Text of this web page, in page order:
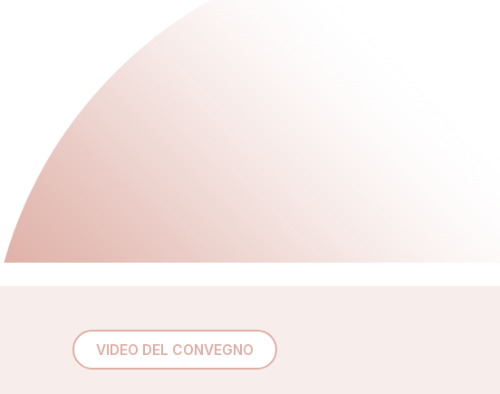
VIDEO DEL CONVEGNO